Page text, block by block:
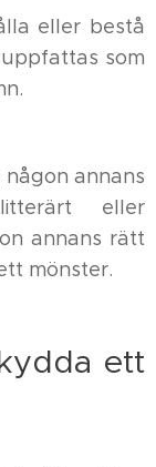
eller bestå
som
annans
eller
annans rätt
mönster.
ett